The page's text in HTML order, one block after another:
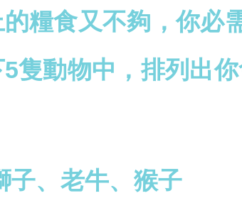
糧食又不夠，你必
隻動物中，排列出
子、老牛、猴子